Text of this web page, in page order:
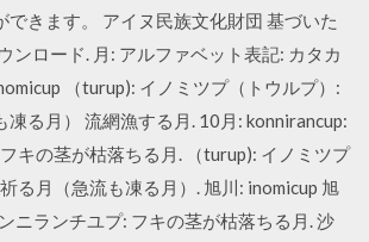
できます。 アイヌ民族文化財団 基づいた
ンロード. 月: アルファベット表記: カタカ
（turup): イノミツプ（トウルプ）:
凍る月） 流網漁する月. 10月: konnirancup:
キの茎が枯落ちる月. （turup): イノミツプ
る月（急流も凍る月）. 旭川: inomicup 旭
ニランチユプ: フキの茎が枯落ちる月. 沙